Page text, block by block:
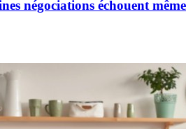
négociations échouent